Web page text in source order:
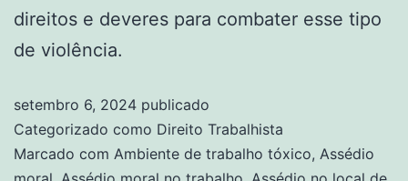
direitos e deveres para combater esse tipo
de violência.
setembro 6, 2024 publicado
Categorizado como Direito Trabalhista
Marcado com Ambiente de trabalho tóxico, Assédio